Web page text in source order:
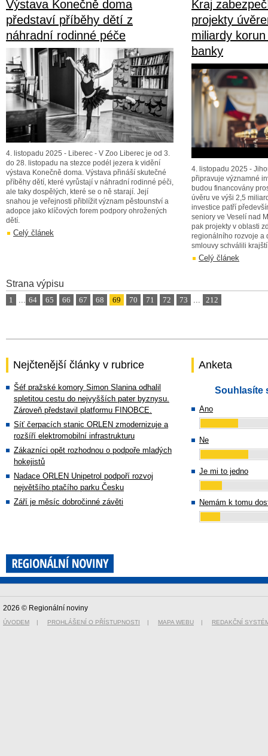
Výstava Konečně doma
představí příběhy dětí z
náhradní rodinné péče
4. listopadu 2025 - Liberec - V Zoo Liberec je od 3.
do 28. listopadu na stezce podél jezera k vidění
výstava Konečně doma. Výstava přináší skutečné
příběhy dětí, které vyrůstají v náhradní rodinné péči,
ale taky dospělých, které se o ně starají. Její
snahou je veřejnosti přiblížit význam pěstounství a
adopce jako klíčových forem podpory ohrožených
dětí.
Celý článek
Kraj
projekty
miliardy
banky
4. listopadu 2025 -
připravuje významné
budou financovány
úvěru ve výši 2,5
investice patří
seniory ve Veselí nad
pak projekty v oblasti
regionálního rozvoje a
smlouvy schválili
Celý článek
Strana výpisu
1 ... 64 65 66 67 68 69 70 71 72 73 ... 212
Nejčtenější články v rubrice
Šéf pražské komory Simon Slanina odhalil
spletitou cestu do nejvyšších pater byznysu.
Zároveň představil platformu FINOBCE.
Síť čerpacích stanic ORLEN zmodernizuje a
rozšíří elektromobilní infrastrukturu
Zákazníci opět rozhodnou o podpoře mladých
hokejistů
Nadace ORLEN Unipetrol podpoří rozvoj
největšího ptačího parku Česku
Září je měsíc dobročinné závěti
Anketa
Souhlasíte
Ano
Ne
Je mi to jedno
Nemám k tomu
2026 © Regionální noviny
ÚVODEM | PROHLÁŠENÍ O PŘÍSTUPNOSTI | MAPA WEBU | REDAKČNÍ